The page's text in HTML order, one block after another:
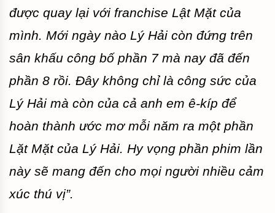
được quay lại với franchise Lật Mặt của
mình. Mới ngày nào Lý Hải còn đứng trên
sân khấu công bố phần 7 mà nay đã đến
phần 8 rồi. Đây không chỉ là công sức của
Lý Hải mà còn của cả anh em ê-kíp để
hoàn thành ước mơ mỗi năm ra một phần
Lặt Mặt của Lý Hải. Hy vọng phần phim lần
này sẽ mang đến cho mọi người nhiều cảm
xúc thú vị”.